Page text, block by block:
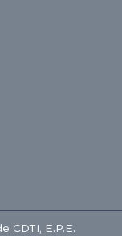
CDTI, E.P.E.